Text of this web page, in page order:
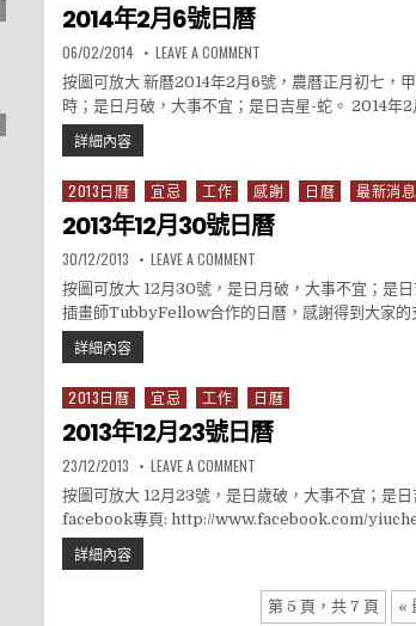
2014年2月6號日曆
PUBLISHED DATE:
06/02/2014 LEAVE A COMMENT
按圖可放大 新曆2014年2月6號，農曆正月初七，
時；是日月破，大事不宜；是日吉星-蛇。 2014年
詳細內容2014年2月6號日曆
Posted in
2013日曆 宜忌 工作 感謝 日曆 最新消息
2013年12月30號日曆
PUBLISHED DATE:
30/12/2013 LEAVE A COMMENT
按圖可放大 12月30號，是日月破，大事不宜；是
插畫師TubbyFellow合作的日曆，感謝得到大家的
詳細內容2013年12月30號日曆
Posted in
2013日曆 宜忌 工作 日曆
2013年12月23號日曆
PUBLISHED DATE:
23/12/2013 LEAVE A COMMENT
按圖可放大 12月23號，是日歲破，大事不宜；是
facebook專頁: http://www.facebook.com/
詳細內容2013年12月23號日曆
第 5 頁，共 7 頁 «